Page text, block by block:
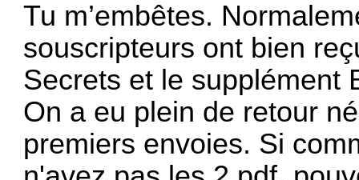
Tu m’embêtes.
souscripteurs ont bien
Secrets et le supplément
On a eu plein de retour
premiers envoies. Si